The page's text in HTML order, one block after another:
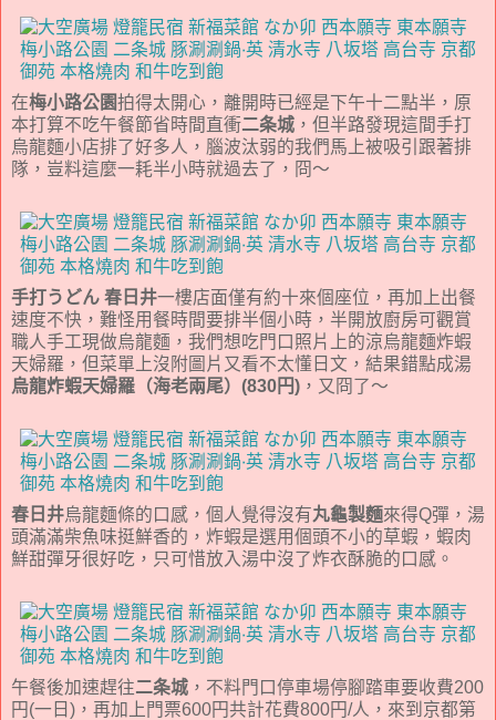
在梅小路公園拍得太開心，離開時已經是下午十二點半，原
本打算不吃午餐節省時間直衝二条城 ，但半路發現這間手打
烏龍麵小店排了好多人，腦波汰弱的我們馬上被吸引跟著排
隊，豈料這麼一耗半小時就過去了，冏～
手打うどん 春日井一樓店面僅有約十來個座位，再加上出餐
速度不快，難怪用餐時間要排半個小時，半開放廚房可觀賞
職人手工現做烏龍麵，我們想吃門口照片上的涼烏龍麵炸蝦
天婦羅，但菜單上沒附圖片又看不太懂日文，結果錯點成湯
烏龍炸蝦天婦羅（海老兩尾）(830円) ，又冏了～
春日井烏龍麵條的口感，個人覺得沒有丸龜製麵來得Q彈，湯
頭滿滿柴魚味挺鮮香的，炸蝦是選用個頭不小的草蝦，蝦肉
鮮甜彈牙很好吃，只可惜放入湯中沒了炸衣酥脆的口感。
午餐後加速趕往二条城 ，不料門口停車場停腳踏車要收費200
円(一日)，再加上門票600円共計花費800円/人，來到京都第